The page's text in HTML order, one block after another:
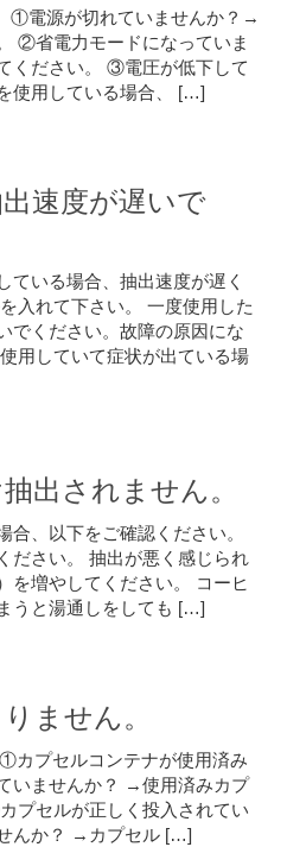
①電源が切れていませんか？→
②省電力モードになっていま
ください。 ③電圧が低下して
使用している場合、 […]
速度が遅いで
ている場合、抽出速度が遅く
入れて下さい。 一度使用した
でください。故障の原因にな
用していて症状が出ている場
出されません。
合、以下をご確認ください。
ださい。 抽出が悪く感じられ
を増やしてください。 コーヒ
うと湯通しをしても […]
ません。
カプセルコンテナが使用済み
いませんか？ →使用済みカプ
プセルが正しく投入されてい
んか？ →カプセル […]